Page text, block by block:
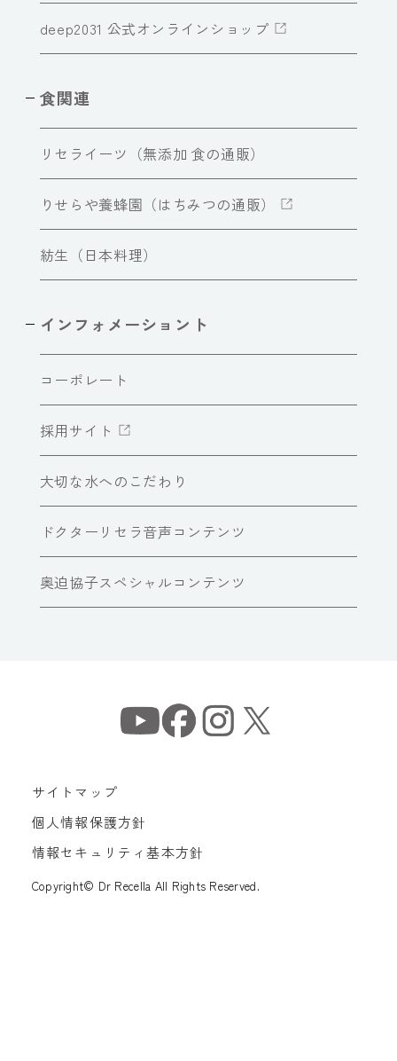
deep2031 公式オンラインショップ
食関連
リセライーツ（無添加 食の通販）
りせらや養蜂園（はちみつの通販）
紡生（日本料理）
インフォメーショント
コーポレート
採用サイト
大切な水へのこだわり
ドクターリセラ音声コンテンツ
奥迫協子スペシャルコンテンツ
サイトマップ
個人情報保護方針
情報セキュリティ基本方針
Copyright© Dr Recella All Rights Reserved.